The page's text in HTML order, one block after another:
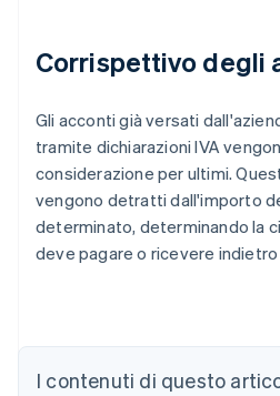
Corrispettivo degli
Gli acconti già versati
tramite dichiarazioni IVA
considerazione per ultimi.
vengono detratti dall'importo
determinato, determinando la
deve pagare o ricevere
I contenuti di questo
Australia
English